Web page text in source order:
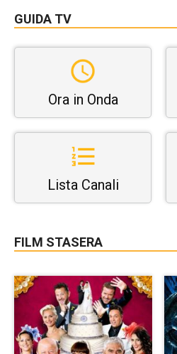
GUIDA TV
Ora in Onda
Lista Canali
FILM STASERA